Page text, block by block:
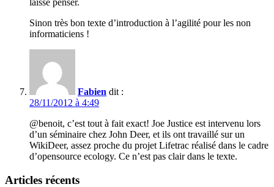
laisse penser.
Sinon très bon texte d’introduction à l’agilité pour les non
informaticiens !
Fabien dit :
28/11/2012 à 4:49
@benoit, c’est tout à fait exact! Joe Justice est intervenu lors
d’un séminaire chez John Deer, et ils ont travaillé sur un
WikiDeer, assez proche du projet Lifetrac réalisé dans le cadre
d’opensource ecology. Ce n’est pas clair dans le texte.
Articles récents